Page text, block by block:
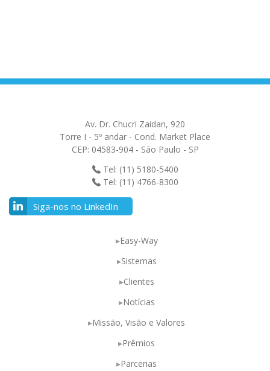
Av. Dr. Chucri Zaidan, 920
Torre I - 5º andar - Cond. Market Place
CEP: 04583-904 - São Paulo - SP
Tel: (11) 5180-5400
Tel: (11) 4766-8300
Siga-nos no LinkedIn
Easy-Way
Sistemas
Clientes
Notícias
Missão, Visão e Valores
Prêmios
Parcerias